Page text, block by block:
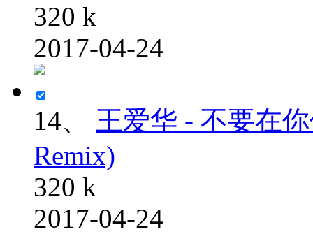
320 k
2017-04-24
14、
王爱华 - 不要在
Remix)
320 k
2017-04-24